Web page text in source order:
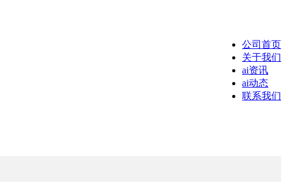
公司首页
关于我们
ai资讯
ai动态
联系我们